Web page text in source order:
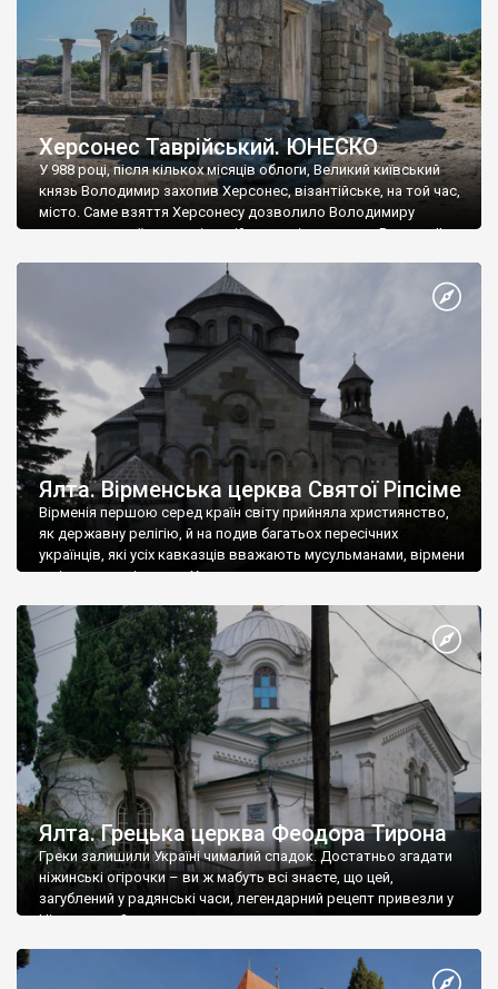
Херсонес Таврійський. ЮНЕСКО
У 988 році, після кількох місяців облоги, Великий київський
князь Володимир захопив Херсонес, візантійське, на той час,
місто. Саме взяття Херсонесу дозволило Володимиру
диктувати свої умови візантійському імператору Василю ІІ, та
Херсонесі Володимир-язичник, став Василем-християнином.
А потім було Хрещення Русі. На честь Херсонесу Таврійського
Ялта. Вірменська церква Святої Ріпсіме
Вірменія першою серед країн світу прийняла християнство,
як державну релігію, й на подив багатьох пересічних
українців, які усіх кавказців вважають мусульманами, вірмени
є відданими вірянами Христа
Ялта. Грецька церква Феодора Тирона
Греки залишили Україні чималий спадок. Достатньо згадати
ніжинські огірочки – ви ж мабуть всі знаєте, що цей,
загублений у радянські часи, легендарний рецепт привезли у
Ніжин греки?